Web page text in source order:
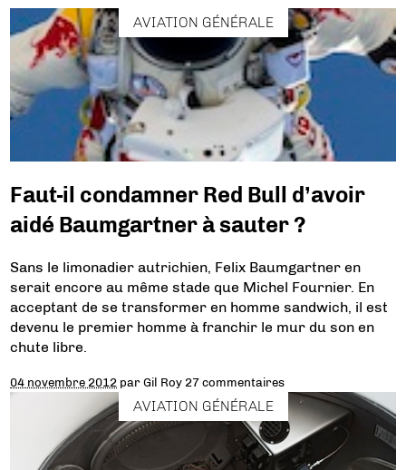
AVIATION GÉNÉRALE
Faut-il condamner Red Bull d’avoir
aidé Baumgartner à sauter ?
Sans le limonadier autrichien, Felix Baumgartner en
serait encore au même stade que Michel Fournier. En
acceptant de se transformer en homme sandwich, il est
devenu le premier homme à franchir le mur du son en
chute libre.
04 novembre 2012 parGil Roy 27 commentaires
AVIATION GÉNÉRALE